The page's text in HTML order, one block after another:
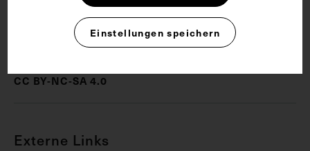
CC BY-NC-SA 4.0
Externe Links
Einstellungen speichern